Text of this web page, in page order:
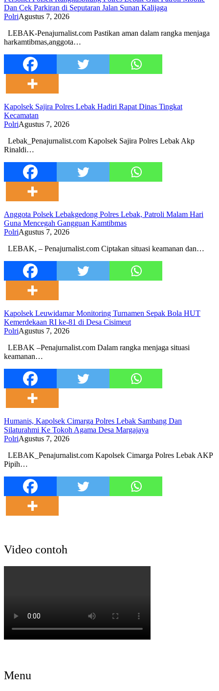
Dan Cek Parkiran di Seputaran Jalan Sunan Kalijaga
PolriAgustus 7, 2026
LEBAK-Penajurnalist.com Pastikan aman dalam rangka menjaga
harkamtibmas,anggota…
Kapolsek Sajira Polres Lebak Hadiri Rapat Dinas Tingkat
Kecamatan
PolriAgustus 7, 2026
Lebak_Penajurnalist.com Kapolsek Sajira Polres Lebak Akp
Rinaldi…
Anggota Polsek Lebakgedong Polres Lebak, Patroli Malam Hari
Guna Mencegah Gangguan Kamtibmas
PolriAgustus 7, 2026
LEBAK, – Penajurnalist.com Ciptakan situasi keamanan dan…
Kapolsek Leuwidamar Monitoring Turnamen Sepak Bola HUT
Kemerdekaan RI ke-81 di Desa Cisimeut
PolriAgustus 7, 2026
LEBAK –Penajurnalist.com Dalam rangka menjaga situasi
keamanan…
Humanis, Kapolsek Cimarga Polres Lebak Sambang Dan
Silaturahmi Ke Tokoh Agama Desa Margajaya
PolriAgustus 7, 2026
LEBAK_Penajurnalist.com Kapolsek Cimarga Polres Lebak AKP
Pipih…
Video contoh
Menu